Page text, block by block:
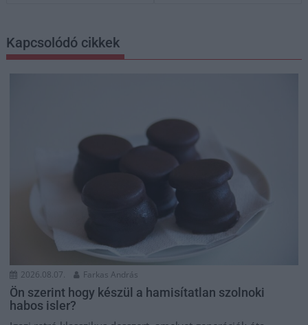
Kapcsolódó cikkek
2026.08.07. Farkas András
Ön szerint hogy készül a hamisítatlan szolnoki
habos isler?